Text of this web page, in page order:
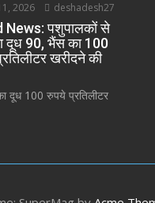
2026 deshadesh27
News: पशुपालकों से
दूध 90, भैंस का 100
खरीदने की
दूध 100 रुपये प्रतिलीटर